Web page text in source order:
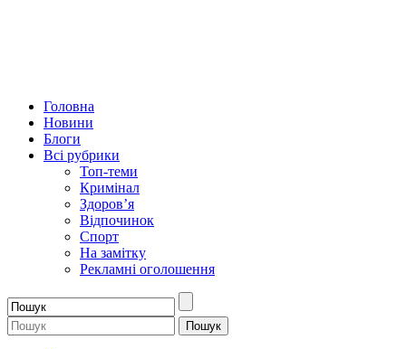
Головна
Новини
Блоги
Всі рубрики
Топ-теми
Кримінал
Здоров’я
Відпочинок
Спорт
На замітку
Рекламні оголошення